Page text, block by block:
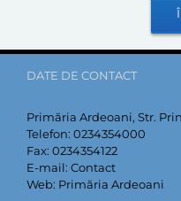
DATE DE CONTACT
Primăria Ardeoani, Str.
Telefon: 0234354000
Fax: 0234354122
E-mail: Contact
Web: Primăria Ardeoani